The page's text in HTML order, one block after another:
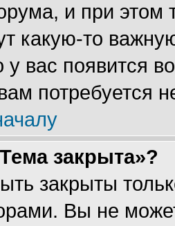
и при этом
какую-то
у вас появится
потребуется
закрыта»?
закрыты
Вы не